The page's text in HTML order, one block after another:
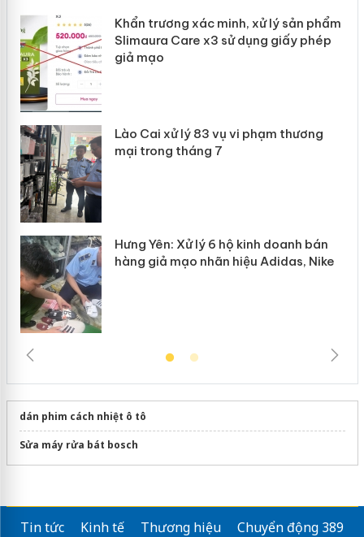
Khẩn trương xác minh, xử lý sản phẩm
Slimaura Care x3 sử dụng giấy phép
giả mạo
Lào Cai xử lý 83 vụ vi phạm thương
mại trong tháng 7
Hưng Yên: Xử lý 6 hộ kinh doanh bán
hàng giả mạo nhãn hiệu Adidas, Nike
dán phim cách nhiệt ô tô
Sửa máy rửa bát bosch
Tin tức Kinh tế Thương hiệu
Chuyển động 389